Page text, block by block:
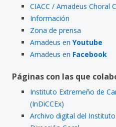
CIACC / Amadeus Choral
Información
Zona de prensa
Amadeus en Youtube
Amadeus en Facebook
Páginas con las que
Instituto Extremeño de
(InDiCCEx)
Archivo digital del